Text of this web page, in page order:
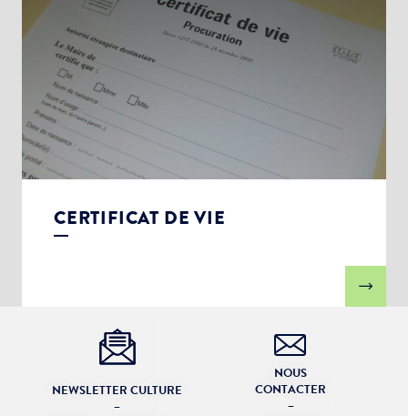
CERTIFICAT DE VIE
NEWSLETTER CULTURE
–
NOUS
CONTACTER
–